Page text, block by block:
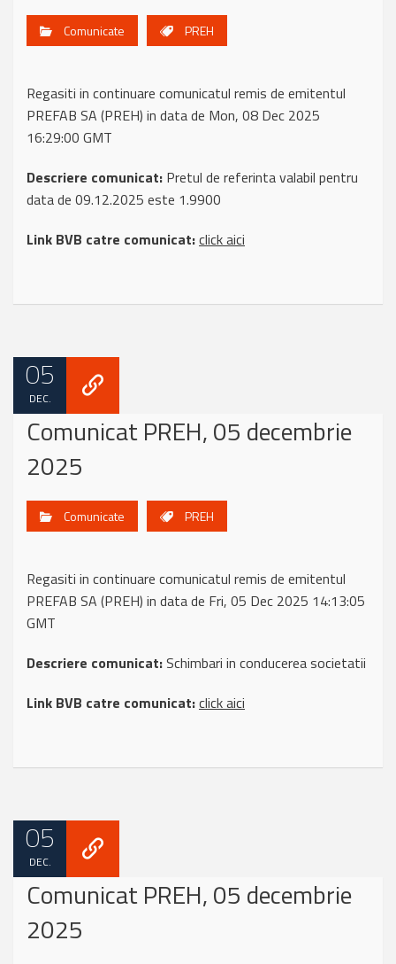
Comunicate PREH
Regasiti in continuare comunicatul remis de emitentul
PREFAB SA (PREH) in data de Mon, 08 Dec 2025
16:29:00 GMT
Descriere comunicat: Pretul de referinta valabil pentru
data de 09.12.2025 este 1.9900
Link BVB catre comunicat:click aici
05
DEC.
Comunicat PREH, 05 decembrie
2025
Comunicate PREH
Regasiti in continuare comunicatul remis de emitentul
PREFAB SA (PREH) in data de Fri, 05 Dec 2025 14:13:05
GMT
Descriere comunicat:Schimbari in conducerea societatii
Link BVB catre comunicat:click aici
05
DEC.
Comunicat PREH, 05 decembrie
2025